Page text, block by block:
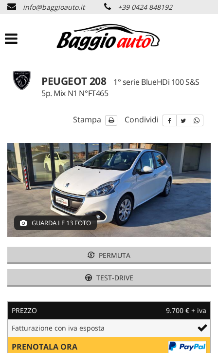
AZIENDA
LISTA VEICOLI
PERMUTA USATO
SERVIZI
CONTATTI
NEWS
info@baggioauto.it +39 0424 848192
PEUGEOT 208
1° serie BlueHDi 100 S&S
5p. Mix N1 N°FT465
Stampa Condividi
GUARDA LE 13 FOTO
PERMUTA
TEST-DRIVE
PREZZO
9.700 € + iva
Fatturazione con iva esposta
PRENOTALA ORA